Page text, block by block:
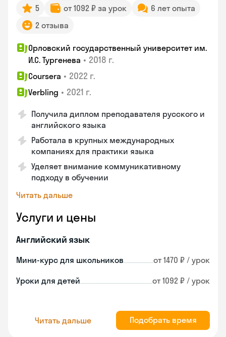
5 от 1092 ₽ за урок
6 лет опыта
2 отзыва
Орловский государственный университет им.
И.С. Тургенева • 2018 г.
Coursera • 2022 г.
Verbling • 2021 г.
Получила диплом преподавателя русского и
английского языка
Работала в крупных международных
компаниях для практики языка
Уделяет внимание коммуникативному
подходу в обучении
Читать дальше
Услуги и цены
Английский язык
Мини-курс для школьников от 1470 ₽ / урок
Уроки для детей от 1092 ₽ / урок
Читать дальше Подобрать время